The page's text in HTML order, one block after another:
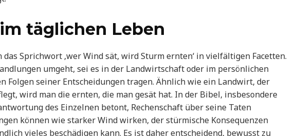
täglichen Leben
Sprichwort ‚wer Wind sät, wird Sturm ernten‘ in vielfältigen Facetten.
umgeht, sei es in der Landwirtschaft oder im persönlichen
Folgen seiner Entscheidungen tragen. Ähnlich wie ein Landwirt, der
wird man die ernten, die man gesät hat. In der Bibel, insbesondere
des Einzelnen betont, Rechenschaft über seine Taten
können wie starker Wind wirken, der stürmische Konsequenzen
vieles beschädigen kann. Es ist daher entscheidend, bewusst zu